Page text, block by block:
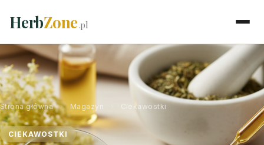
HerbZone.pl
Strona główna › Magazyn Ciekawostki
CIEKAWOSTKI